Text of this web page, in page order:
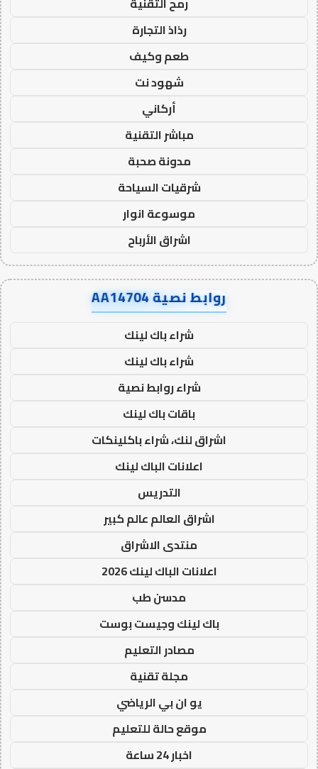
رذاذ التجارة
طعم وكيف
شهود نت
أركاني
مباشر التقنية
مدونة صحبة
شرقيات السياحة
موسوعة انوار
اشراق الأرباح
روابط نصية AA14704
شراء باك لينك
شراء باك لينك
شراء روابط نصية
باقات باك لينك
اشراق لنك، شراء باكلينكات
اعلانات الباك لينك
التدريس
اشراق العالم عالم كبير
منتدى الاشراق
اعلانات الباك لينك 2026
مدسن طب
باك لينك وجيست بوست
مصادر التعليم
مجلة تقنية
يو ان بي الرياضي
موقع حالة للتعليم
اخبار 24 ساعة